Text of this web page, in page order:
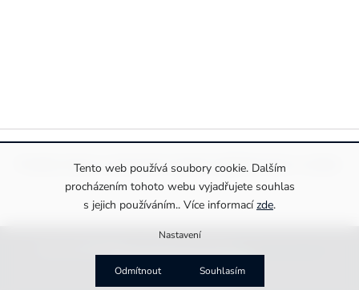
Tento web používá soubory cookie. Dalším
procházením tohoto webu vyjadřujete souhlas
s jejich používáním.. Více informacízde.
Nastavení
Odmítnout Souhlasím
Pravidla ochrany a zpracování osobních údajůInformace o cookies
na platformě
Shoptet Premium